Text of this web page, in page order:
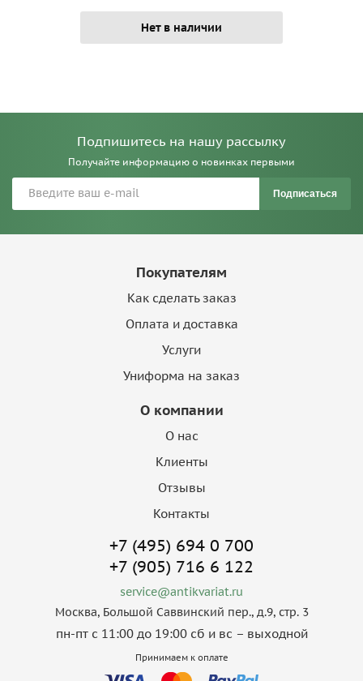
Нет в наличии
Подпишитесь на нашу рассылку
Получайте информацию о новинках первыми
Подписаться
Покупателям
Как сделать заказ
Оплата и доставка
Услуги
Униформа на заказ
О компании
О нас
Клиенты
Отзывы
Контакты
+7 (495) 694 0 700
+7 (905) 716 6 122
service@antikvariat.ru
Москва, Большой Саввинский пер., д.9, стр. 3
пн-пт с 11:00 до 19:00 сб и вс – выходной
Принимаем к оплате